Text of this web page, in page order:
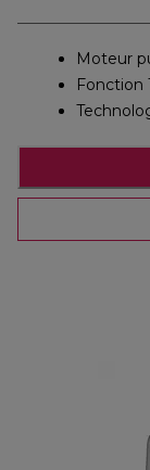
Moteur
Fonction